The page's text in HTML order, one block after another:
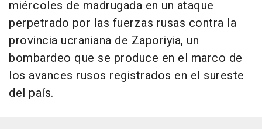
miércoles de madrugada en un ataque
perpetrado por las fuerzas rusas contra la
provincia ucraniana de Zaporiyia, un
bombardeo que se produce en el marco de
los avances rusos registrados en el sureste
del país.